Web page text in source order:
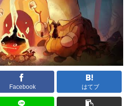
Facebook はてブ